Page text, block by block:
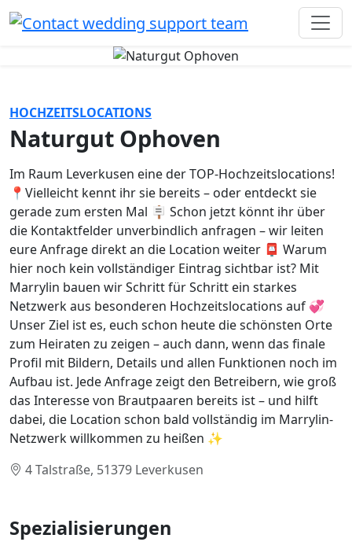
HOCHZEITSLOCATIONS
Naturgut Ophoven
Im Raum Leverkusen eine der TOP-Hochzeitslocations!
📍Vielleicht kennt ihr sie bereits – oder entdeckt sie
gerade zum ersten Mal 🪧 Schon jetzt könnt ihr über
die Kontaktfelder unverbindlich anfragen – wir leiten
eure Anfrage direkt an die Location weiter 📮 Warum
hier noch kein vollständiger Eintrag sichtbar ist? Mit
Marrylin bauen wir Schritt für Schritt ein starkes
Netzwerk aus besonderen Hochzeitslocations auf 💞
Unser Ziel ist es, euch schon heute die schönsten Orte
zum Heiraten zu zeigen – auch dann, wenn das finale
Profil mit Bildern, Details und allen Funktionen noch im
Aufbau ist. Jede Anfrage zeigt den Betreibern, wie groß
das Interesse von Brautpaaren bereits ist – und hilft
dabei, die Location schon bald vollständig im Marrylin-
Netzwerk willkommen zu heißen ✨
4 Talstraße, 51379 Leverkusen
Spezialisierungen